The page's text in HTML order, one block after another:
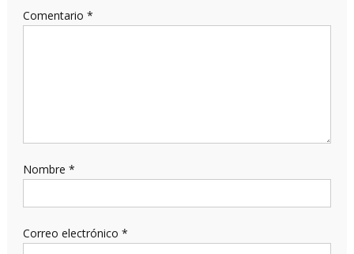
Comentario *
Nombre *
Correo electrónico *